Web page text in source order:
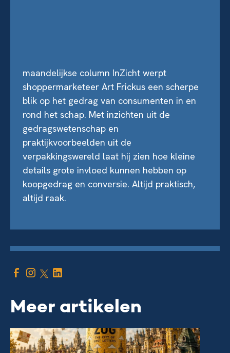
maandelijkse column InZicht werpt
shoppermarketeer Art Frickus een scherpe
blik op het gedrag van consumenten in en
rond het schap. Met inzichten uit de
gedragswetenschap en
praktijkvoorbeelden uit de
verpakkingswereld laat hij zien hoe kleine
details grote invloed kunnen hebben op
koopgedrag en conversie. Altijd praktisch,
altijd raak.
Meer artikelen